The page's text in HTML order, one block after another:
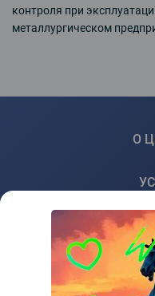
контроля при
металлургическом
О